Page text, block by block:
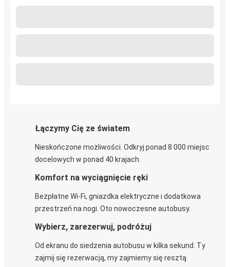
Łączymy Cię ze światem
Nieskończone możliwości. Odkryj ponad 8 000 miejsc
docelowych w ponad 40 krajach.
Komfort na wyciągnięcie ręki
Bezpłatne Wi-Fi, gniazdka elektryczne i dodatkowa
przestrzeń na nogi. Oto nowoczesne autobusy.
Wybierz, zarezerwuj, podróżuj
Od ekranu do siedzenia autobusu w kilka sekund. Ty
zajmij się rezerwacją, my zajmiemy się resztą.